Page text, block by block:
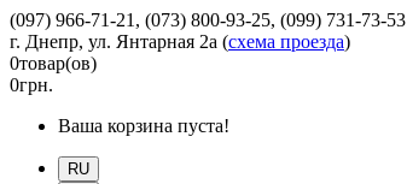
(097) 966-71-21, (073) 800-93-25, (099) 731-73-53
г. Днепр, ул. Янтарная 2а (схема проезда)
0товар(ов)
0грн.
Ваша корзина пуста!
RU